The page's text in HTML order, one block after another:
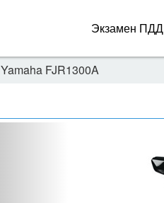
Экзамен ПДД
Yamaha FJR1300A